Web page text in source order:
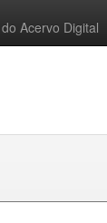
Acervo Digital